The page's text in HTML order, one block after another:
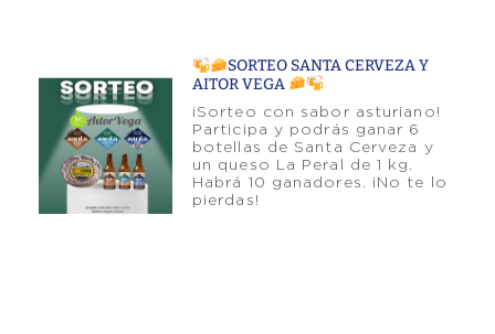
SORTEO SANTA CERVEZA Y
AITOR VEGA
¡Sorteo con sabor asturiano!
Participa y podrás ganar 6
botellas de Santa Cerveza y
un queso La Peral de 1 kg.
Habrá 10 ganadores. ¡No te lo
pierdas!